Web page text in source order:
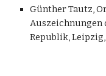
Günther Tautz,
Auszeichnungen
Republik, Leipzig,